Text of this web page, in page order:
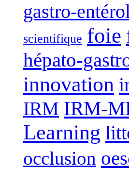
gastro-
scientifique foie
hépato-
innovation
IRM IRM-
Learning
occlusion